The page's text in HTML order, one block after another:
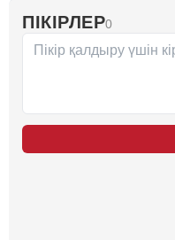
ПІКІРЛЕР0